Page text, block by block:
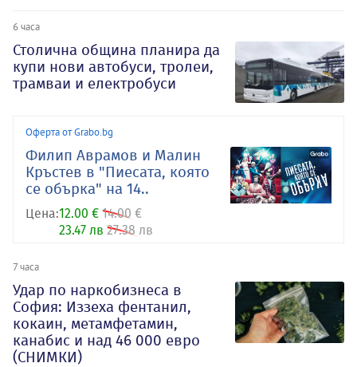
6 часа
Столична община планира да
купи нови автобуси, тролеи,
трамваи и електробуси
Оферта от Grabo.bg
Филип Аврамов и Малин
Кръстев в "Пиесата, която
се обърка" на 14..
Цена:12.00 € 14.00 €
23.47 лв 27.38 лв
7 часа
Удар по наркобизнеса в
София: Иззеха фентанил,
кокаин, метамфетамин,
канабис и над 46 000 евро
(СНИМКИ)